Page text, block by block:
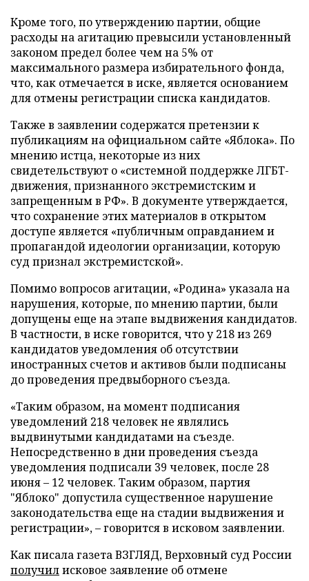
Кроме того, по утверждению партии, общие
расходы на агитацию превысили установленный
законом предел более чем на 5% от
максимального размера избирательного фонда,
что, как отмечается в иске, является основанием
для отмены регистрации списка кандидатов.
Также в заявлении содержатся претензии к
публикациям на официальном сайте «Яблока». По
мнению истца, некоторые из них
свидетельствуют о «системной поддержке ЛГБТ-
движения, признанного экстремистским и
запрещенным в РФ». В документе утверждается,
что сохранение этих материалов в открытом
доступе является «публичным оправданием и
пропагандой идеологии организации, которую
суд признал экстремистской».
Помимо вопросов агитации, «Родина» указала на
нарушения, которые, по мнению партии, были
допущены еще на этапе выдвижения кандидатов.
В частности, в иске говорится, что у 218 из 269
кандидатов уведомления об отсутствии
иностранных счетов и активов были подписаны
до проведения предвыборного съезда.
«Таким образом, на момент подписания
уведомлений 218 человек не являлись
выдвинутыми кандидатами на съезде.
Непосредственно в дни проведения съезда
уведомления подписали 39 человек, после 28
июня – 12 человек. Таким образом, партия
"Яблоко" допустила существенное нарушение
законодательства еще на стадии выдвижения и
регистрации», – говорится в исковом заявлении.
Как писала газета ВЗГЛЯД, Верховный суд России
получилисковое заявление об отмене